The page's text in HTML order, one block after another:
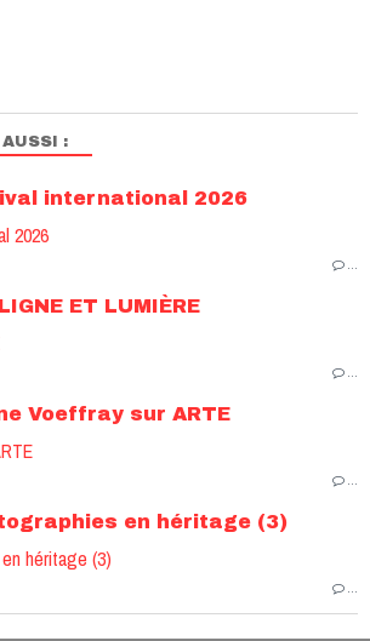
AUSSI :
international 2026
LIGNE ET LUMIÈRE
Voeffray sur ARTE
en héritage (3)